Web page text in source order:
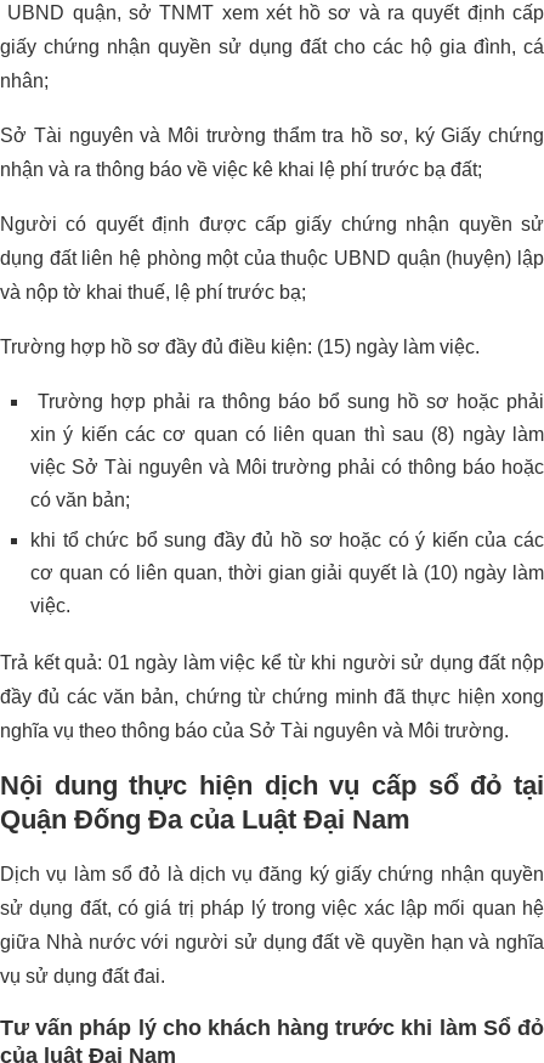
UBND quận, sở TNMT xem xét hồ sơ và ra quyết định cấp
giấy chứng nhận quyền sử dụng đất cho các hộ gia đình, cá
nhân;
Sở Tài nguyên và Môi trường thẩm tra hồ sơ, ký Giấy chứng
nhận và ra thông báo về việc kê khai lệ phí trước bạ đất;
Người có quyết định được cấp giấy chứng nhận quyền sử
dụng đất liên hệ phòng một của thuộc UBND quận (huyện) lập
và nộp tờ khai thuế, lệ phí trước bạ;
Trường hợp hồ sơ đầy đủ điều kiện: (15) ngày làm việc.
Trường hợp phải ra thông báo bổ sung hồ sơ hoặc phải
xin ý kiến các cơ quan có liên quan thì sau (8) ngày làm
việc Sở Tài nguyên và Môi trường phải có thông báo hoặc
có văn bản;
khi tổ chức bổ sung đầy đủ hồ sơ hoặc có ý kiến của các
cơ quan có liên quan, thời gian giải quyết là (10) ngày làm
việc.
Trả kết quả: 01 ngày làm việc kể từ khi người sử dụng đất nộp
đầy đủ các văn bản, chứng từ chứng minh đã thực hiện xong
nghĩa vụ theo thông báo của Sở Tài nguyên và Môi trường.
Nội dung thực hiện dịch vụ cấp sổ đỏ tại
Quận Đống Đa của Luật Đại Nam
Dịch vụ làm sổ đỏ là dịch vụ đăng ký giấy chứng nhận quyền
sử dụng đất, có giá trị pháp lý trong việc xác lập mối quan hệ
giữa Nhà nước với người sử dụng đất về quyền hạn và nghĩa
vụ sử dụng đất đai.
Tư vấn pháp lý cho khách hàng trước khi làm Sổ đỏ
của luật Đại Nam